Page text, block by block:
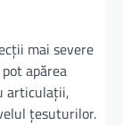
mai severe
apărea
articulații,
țesuturilor.